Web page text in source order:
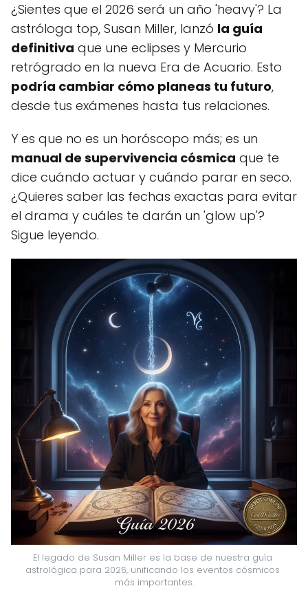
¿Sientes que el 2026 será un año 'heavy'? La
astróloga top, Susan Miller, lanzó la guía
definitiva que une eclipses y Mercurio
retrógrado en la nueva Era de Acuario. Esto
podría cambiar cómo planeas tu futuro,
desde tus exámenes hasta tus relaciones.
Y es que no es un horóscopo más; es un
manual de supervivencia cósmica que te
dice cuándo actuar y cuándo parar en seco.
¿Quieres saber las fechas exactas para evitar
el drama y cuáles te darán un 'glow up'?
Sigue leyendo.
El legado de Susan Miller es la base de nuestra guía
astrológica para 2026, unificando los eventos cósmicos
más importantes.